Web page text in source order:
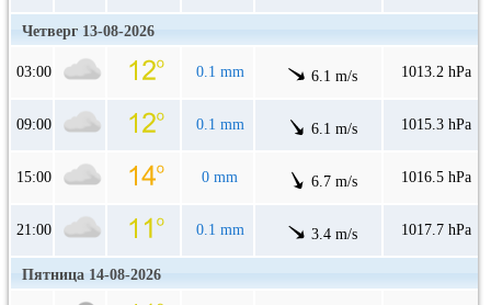
Четверг 13-08-2026
03:00 0.1 mm 6.1 m/s 1013.2 hPa
09:00 0.1 mm 6.1 m/s 1015.3 hPa
15:00 0 mm 6.7 m/s 1016.5 hPa
21:00 0.1 mm 3.4 m/s 1017.7 hPa
Пятница 14-08-2026